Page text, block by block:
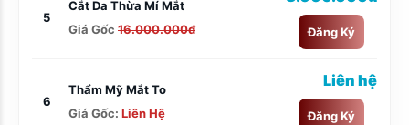
5
Cắt Da Thừa Mí Mắt
Giá Gốc 16.000.000đ Đăng Ký
6
Thẩm Mỹ Mắt To
Giá Gốc: Liên Hệ
Liên hệ
Đăng Ký